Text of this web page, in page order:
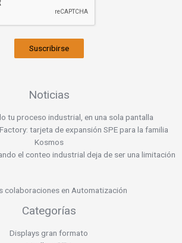
Suscribirse
Noticias
tu proceso industrial, en una sola pantalla
tarjeta de expansión SPE para la familia
Kosmos
el conteo industrial deja de ser una limitación
colaboraciones en Automatización
Categorías
Displays gran formato